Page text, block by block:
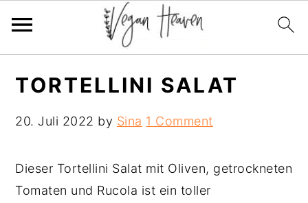
TORTELLINI SALAT
20. Juli 2022 by Sina 1 Comment
Dieser Tortellini Salat mit Oliven, getrockneten
Tomaten und Rucola ist ein toller